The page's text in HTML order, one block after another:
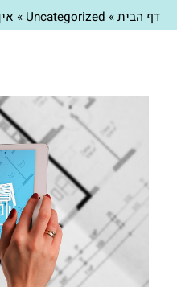
דף הבית»
Uncategorized
»